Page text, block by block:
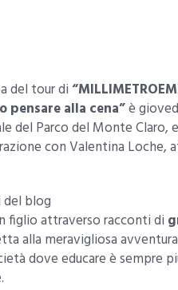
del tour di
pensare alla cena”è
del Parco del Monte
con Valentina Loche,
blog
figlio attraverso racconti di
alla meravigliosa
dove educare è sempre